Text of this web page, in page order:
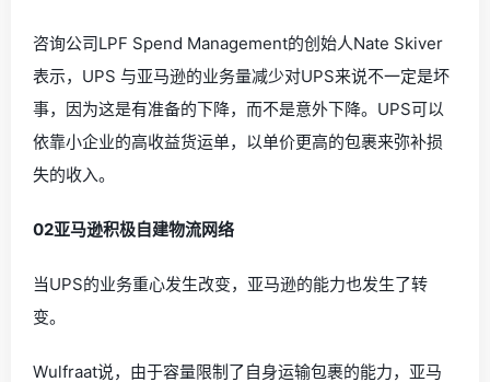
咨询公司LPF Spend Management的创始人Nate Skiver
表示，UPS 与亚马逊的业务量减少对UPS来说不一定是坏
事，因为这是有准备的下降，而不是意外下降。UPS可以
依靠小企业的高收益货运单，以单价更高的包裹来弥补损
失的收入。
02亚马逊积极自建物流网络
当UPS的业务重心发生改变，亚马逊的能力也发生了转
变。
Wulfraat说，由于容量限制了自身运输包裹的能力，亚马